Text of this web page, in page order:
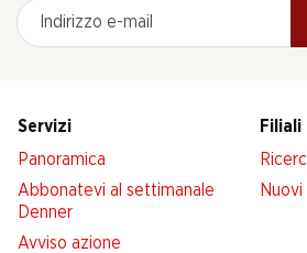
Indirizzo e-mail
Servizi
Panoramica
Abbonatevi al settimanale
Denner
Avviso azione
Filiali